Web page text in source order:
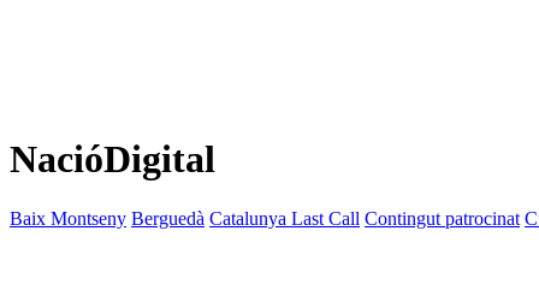
NacióDigital
Baix Montseny Berguedà Catalunya Last Call Contingut patrocinat